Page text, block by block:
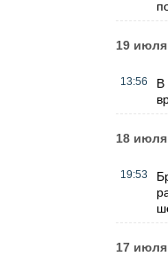
19 июля
13:56
В
18 июля
19:53
17 июля